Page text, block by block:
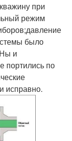
при
режим
было
и
портились по
исправно.